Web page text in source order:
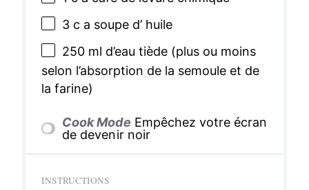
3c a soupe d’ huile
250ml d’eau tiède (plus ou moins
selon l’absorption de la semoule et de
la farine)
Cook Mode Empêchez votre écran
de devenir noir
INSTRUCTIONS